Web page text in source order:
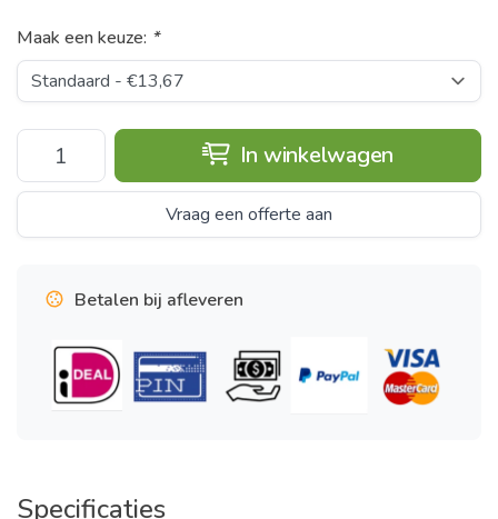
Maak een keuze: *
In winkelwagen
Vraag een offerte aan
Betalen bij afleveren
Specificaties